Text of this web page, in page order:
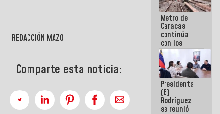
REDACCIÓN MAZO
Comparte esta noticia:
Metro de
Caracas
continúa
con los
trabajos de
mantenimiento
e inspección
en la Línea 2
Presidenta
(E)
Rodríguez
se reunió